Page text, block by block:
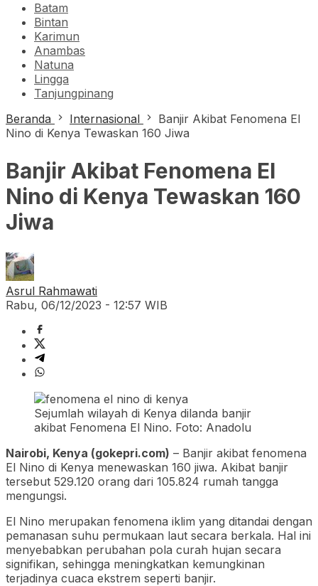
Batam
Bintan
Karimun
Anambas
Natuna
Lingga
Tanjungpinang
Beranda
Internasional
Banjir Akibat Fenomena El
Nino di Kenya Tewaskan 160 Jiwa
Banjir Akibat Fenomena El
Nino di Kenya Tewaskan 160
Jiwa
Asrul Rahmawati
Rabu, 06/12/2023 - 12:57 WIB
Sejumlah wilayah di Kenya dilanda banjir
akibat Fenomena El Nino. Foto: Anadolu
Nairobi, Kenya (gokepri.com) – Banjir akibat fenomena
El Nino di Kenya menewaskan 160 jiwa. Akibat banjir
tersebut 529.120 orang dari 105.824 rumah tangga
mengungsi.
El Nino merupakan fenomena iklim yang ditandai dengan
pemanasan suhu permukaan laut secara berkala. Hal ini
menyebabkan perubahan pola curah hujan secara
signifikan, sehingga meningkatkan kemungkinan
terjadinya cuaca ekstrem seperti banjir.